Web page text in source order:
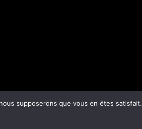
de livraison–FAQ
livraison Colissimo La Poste
supposerons que vous en êtes satisfait.